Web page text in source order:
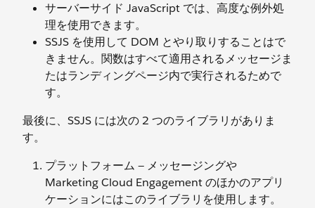
サーバーサイド JavaScript では、高度な例外処
理を使用できます。
SSJS を使用して DOM とやり取りすることはで
きません。関数はすべて適用されるメッセージま
たはランディングページ内で実行されるためで
す。
最後に、SSJS には次の 2 つのライブラリがありま
す。
プラットフォーム — メッセージングや
Marketing Cloud Engagement のほかのアプリ
ケーションにはこのライブラリを使用します。